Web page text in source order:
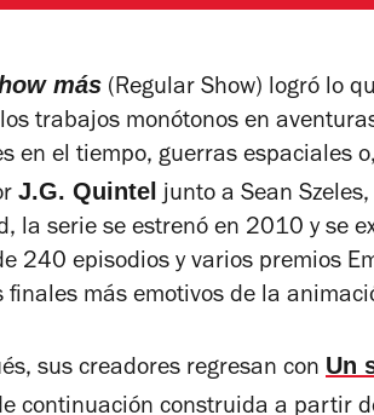
más (Regular Show) logró lo
trabajos monótonos en
en el tiempo, guerras espaciales
J.G. Quintel junto a Sean
, la serie se estrenó en 2010 y se
240 episodios y varios premios
más emotivos de la
sus creadores regresan con Un
continuación construida a partir